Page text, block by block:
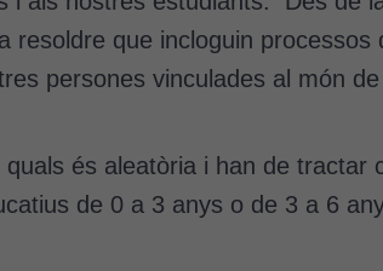
que incloguin
persones vinculades al món de
és aleatòria i han de tractar
de 0 a 3 anys o de 3 a 6